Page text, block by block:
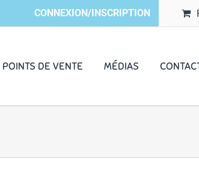
CONNEXION/INSCRIPTION
POINTS DE VENTE MÉDIAS